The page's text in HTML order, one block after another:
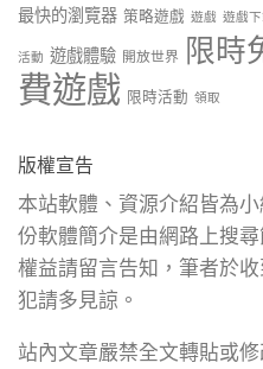
最快的瀏覽器 策略遊戲 遊戲 遊戲下
活動 遊戲體驗 開放世界 限時
費遊戲 限時活動 領取
版權宣告
本站軟體、資源介紹皆為
份軟體簡介是由網路上搜
權益請留言告知，筆者於
犯請多見諒。
站內文章嚴禁全文轉貼或